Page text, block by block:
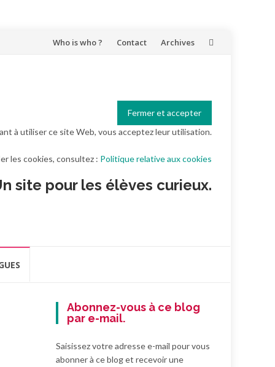
Aller
Who is who ? Contact Archives
à utiliser ce site Web, vous acceptez leur utilisation.
les cookies, consultez : Politique relative aux cookies
site pour les élèves curieux.
Abonnez-vous à ce blog
par e-mail.
Saisissez votre adresse e-mail pour vous
abonner à ce blog et recevoir une